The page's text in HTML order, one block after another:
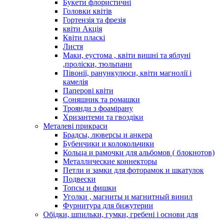
Букети флористичні
Головки квітів
Гортензія та фрезія
квіти Акція
Квіти пласкі
Листя
Маки, еустома , квіти вишні та яблуні
,проліски, тюльпани
Півонії, ранункулюси, квіти магнолії і
камелія
Паперові квіти
Соняшник та ромашки
Троянди з фоамірану
Хризантеми та гвоздіки
Металеві прикраси
Брадсы, люверсы и анкера
Бубенчики и колокольчики
Кольца и рамочки для альбомов ( блокнотов)
Металлические коннекторы
Петли и замки для фоторамок и шкатулок
Подвески
Топсы и фишки
Уголки , магниты и магнитный винил
Фурнитура для бижутерии
Обідки, шпильки, гумки, гребені і основи для